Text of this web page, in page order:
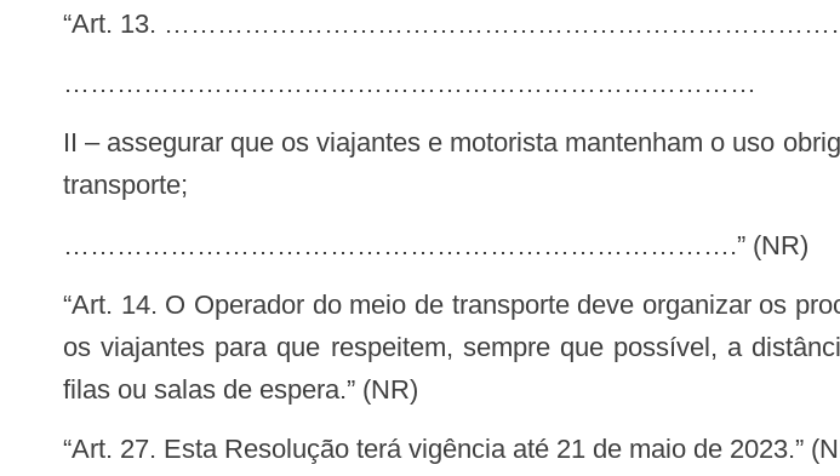
“Art. 13.
……………………………………………………………………
II – assegurar que os viajantes e motorista mantenham o uso obrigatório e adequado das máscaras faciais no interior do meio de
transporte;
………………………………………………………………….” (NR)
“Art. 14. O Operador do meio de transporte deve organizar os procedimentos de check-in, embarque e desembarque orientando
os viajantes para que respeitem, sempre que possível, a
filas ou salas de espera.” (NR)
“Art. 27. Esta Resolução terá vigência até 21 de maio de 2023.”